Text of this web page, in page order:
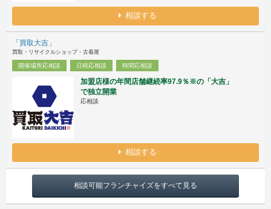
相談する
「買取大吉」
買取・リサイクルショップ・古着屋
開催場所応相談 日程応相談 時間応相談
加盟店様の年間店舗継続率97.9％※の「大吉」
で独立開業
応相談
相談する
相談可能フランチャイズをすべて見る